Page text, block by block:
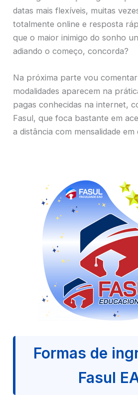
datas mais flexíveis, muitas
totalmente online e resposta
que o maior inimigo do sonho
adiando o começo, concorda?
Na próxima parte vou
modalidades aparecem na
pagas conhecidas na internet,
Fasul, que foca bastante em
a distância com mensalidade em
Formas de
Fasul